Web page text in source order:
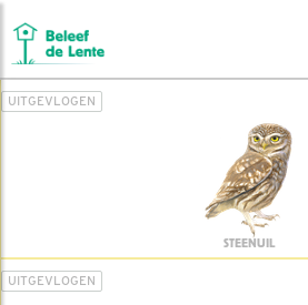
UITGEVLOGEN
STEENUIL
UITGEVLOGEN